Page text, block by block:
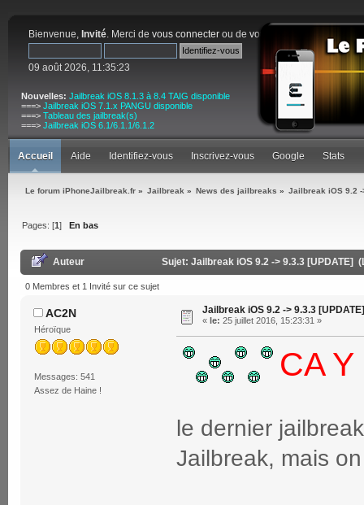
Bienvenue, Invité. Merci de vous connecter ou de vous inscrire
09 août 2026, 11:35:23
Nouvelles: Jailbreak iOS 8.1.3 à 8.4 TAIG disponible
===> Jailbreak iOS 7.1.x PANGU disponible
===> Tableau des jailbreak(s)
===> Jailbreak iOS 6.1/6.1.1/6.1.2
Accueil Aide Identifiez-vous Inscrivez-vous Google Stats
Le forum iPhoneJailbreak.fr » Jailbreak » News des jailbreaks » Jailbreak iOS 9.2 -
Pages: [1] En bas
Auteur Sujet: Jailbreak iOS 9.2 -> 9.3.3 [UPDATE]
0 Membres et 1 Invité sur ce sujet
AC2N
Héroïque
Messages: 541
Assez de Haine !
Jailbreak iOS 9.2 -> 9.3.3 [UPDATE]
« le: 25 juillet 2016, 15:23:31 »
CA Y
le dernier
Jailbreak, mais